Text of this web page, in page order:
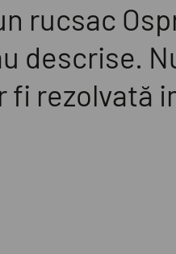
rucsac
descrise.
fi rezolvată